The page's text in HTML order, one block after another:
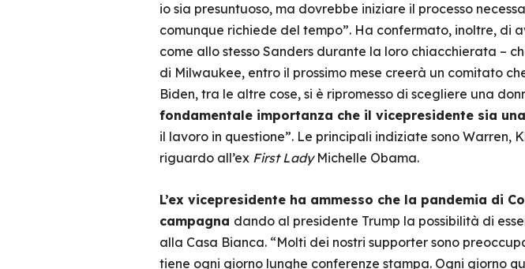
io sia presuntuoso, ma dovrebbe iniziare il processo
comunque richiede del tempo”. Ha confermato, inoltre, di
come allo stesso Sanders durante la loro chiacchierata –
di Milwaukee, entro il prossimo mese creerà un comitato
Biden, tra le altre cose, si è ripromesso di scegliere una
fondamentale importanza che il vicepresidente sia
il lavoro in questione”. Le principali indiziate sono Warren,
riguardo all’ex First LadyMichelle Obama.
L’ex vicepresidente ha ammesso che la pandemia di
campagna dando al presidente Trump la possibilità di
alla Casa Bianca. “Molti dei nostri supporter sono
tiene ogni giorno lunghe conferenze stampa. Ogni giorno